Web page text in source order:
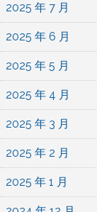
2025 年 7 月
2025 年 6 月
2025 年 5 月
2025 年 4 月
2025 年 3 月
2025 年 2 月
2025 年 1 月